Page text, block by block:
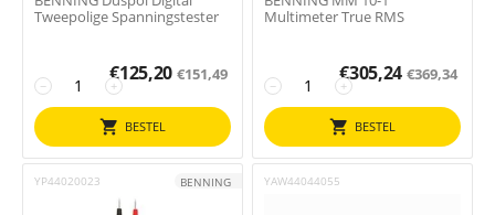
Tweepolige Spanningstester
+
−
€125,20 €151,49
BESTEL
Multimeter True RMS
+
−
€305,24 €369,34
BESTEL
YP44020023 BENNING YAW44044055